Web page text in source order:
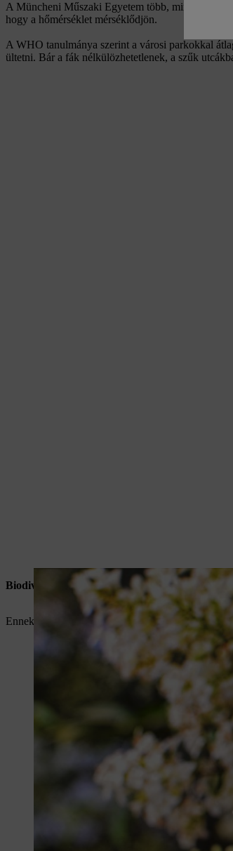
A Müncheni Műszaki Egyetem több, mint három
hogy a hőmérséklet mérséklődjön.
A WHO tanulmánya szerint a városi parkokkal
ültetni. Bár a fák nélkülözhetetlenek, a szűk
Biodiverzitás és klímavédelem a településeken
Ennek konkrét módjait Prof. Dr. Peter Heck a trieri